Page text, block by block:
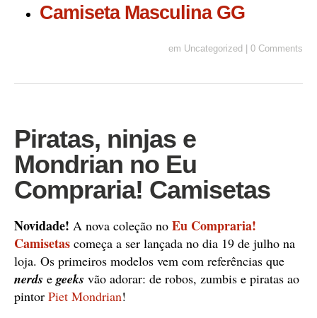
Camiseta Masculina GG
em Uncategorized 0 Comments
Piratas, ninjas e
Mondrian no Eu
Compraria! Camisetas
Novidade! A nova coleção no Eu Compraria!
Camisetas começa a ser lançada no dia 19 de julho na
loja. Os primeiros modelos vem com referências que
nerds e geeks vão adorar: de robos, zumbis e piratas ao
pintor Piet Mondrian!